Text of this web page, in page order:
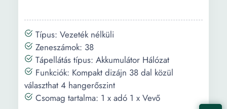
Típus: Vezeték nélküli
Zeneszámok: 38
Tápellátás típus: Akkumulátor Hálózat
Funkciók: Kompakt dizájn 38 dal közül
választhat 4 hangerőszint
Csomag tartalma: 1 x adó 1 x Vevő